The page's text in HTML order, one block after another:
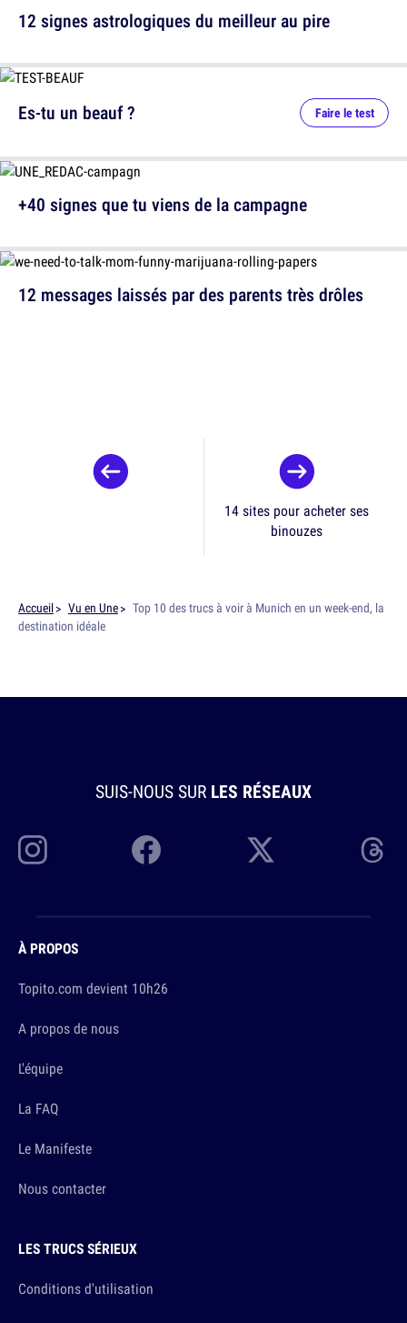
12 signes astrologiques du meilleur au pire
12 messages laissés par des parents très drôles
Es-tu un beauf ? Faire le test
+40 signes que tu viens de la campagne
14 sites pour acheter ses
binouzes
Accueil Vu en Une
Top 10 des trucs à voir à Munich en un week-end, la
destination idéale
SUIS-NOUS SUR LES RÉSEAUX
À PROPOS
Topito.com devient 10h26
A propos de nous
L'équipe
La FAQ
Le Manifeste
Nous contacter
LES TRUCS SÉRIEUX
Conditions d'utilisation